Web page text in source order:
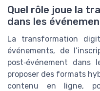
Quel rôle joue la
dans les
La transformation
événements, de
post‑événement dans
proposer des formats
contenu en ligne,